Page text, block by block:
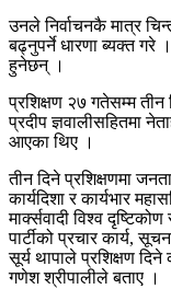
उनले निर्वाचनकै मात्र
बढ्नुपर्ने धारणा ब्यक्त गरे
हुनेछन् ।
प्रशिक्षण २७ गतेसम्म
प्रदीप ज्ञवालीसहितमा
आएका थिए ।
तीन दिने प्रशिक्षणमा
कार्यदिशा र कार्यभार
मार्क्सवादी विश्व
पार्टीको प्रचार कार्य,
सूर्य थापाले प्रशिक्षण
गणेश श्रीपालीले बताए ।